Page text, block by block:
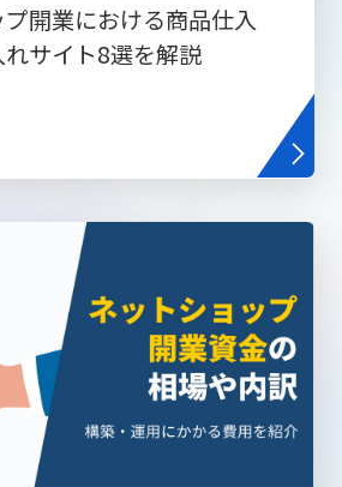
開業における商品仕入
サイト8選を解説